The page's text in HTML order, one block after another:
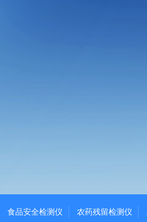
食品安全检测仪 农药残留检测仪